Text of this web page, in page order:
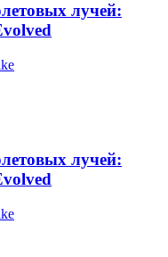
лучей:
лучей: